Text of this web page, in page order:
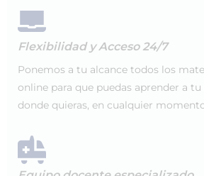
Flexibilidad y Acceso 24/7
Ponemos a tu alcance todos los
online para que puedas aprender a
donde quieras, en cualquier